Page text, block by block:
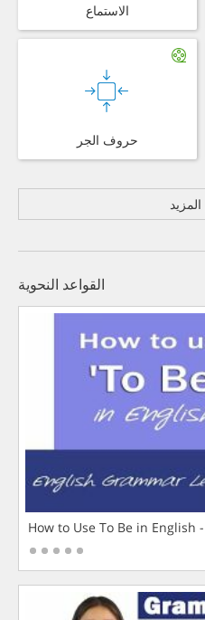
الاستماع
حروف الجر
القواعد النحوية
How to Use To Be in English